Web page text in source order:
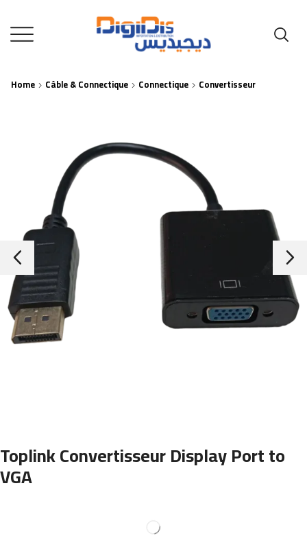
Home Câble & Connectique Connectique Convertisseur
Toplink Convertisseur Display Port to
VGA